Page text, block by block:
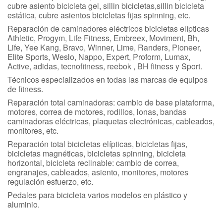
cubre asiento bicicleta gel, sillin bicicletas,sillin bicicleta
estática, cubre asientos bicicletas fijas spinning, etc.
Reparación de caminadores eléctricos bicicletas elípticas
Athletic, Progym, Life Fitness, Embreex, Moviment, Bh,
Life, Yee Kang, Bravo, Winner, Lime, Randers, Pioneer,
Elite Sports, Weslo, Nappo, Expert, Proform, Lumax,
Active, adidas, tecnofitness, reebok , BH fitness y Sport.
Técnicos especializados en todas las marcas de equipos
de fitness.
Reparación total caminadoras: cambio de base plataforma,
motores, correa de motores, rodillos, lonas, bandas
caminadoras eléctricas, plaquetas electrónicas, cableados,
monitores, etc.
Reparación total bicicletas elípticas, bicicletas fijas,
bicicletas magnéticas, bicicletas spinning, bicicleta
horizontal, bicicleta reclinable: cambio de correa,
engranajes, cableados, asiento, monitores, motores
regulación esfuerzo, etc.
Pedales para bicicleta varios modelos en plástico y
aluminio.